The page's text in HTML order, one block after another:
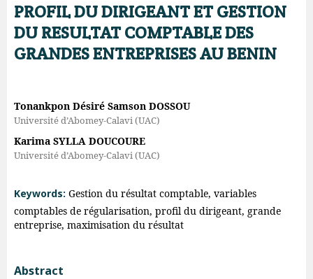
PROFIL DU DIRIGEANT ET GESTION
DU RESULTAT COMPTABLE DES
GRANDES ENTREPRISES AU BENIN
Tonankpon Désiré Samson DOSSOU
Université d’Abomey-Calavi (UAC)
Karima SYLLA DOUCOURE
Université d’Abomey-Calavi (UAC)
Keywords: Gestion du résultat comptable, variables
comptables de régularisation, profil du dirigeant, grande
entreprise, maximisation du résultat
Abstract